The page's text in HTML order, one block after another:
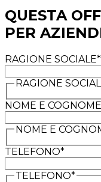
QUESTA
PER
RAGIONE SOCIALE*
RAGIONE
NOME E
NOME E
TELEFONO*
TELEFONO*